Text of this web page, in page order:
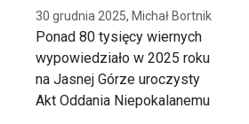
30 grudnia 2025, Michał Bortnik
Ponad 80 tysięcy wiernych
wypowiedziało w 2025 roku
na Jasnej Górze uroczysty
Akt Oddania Niepokalanemu